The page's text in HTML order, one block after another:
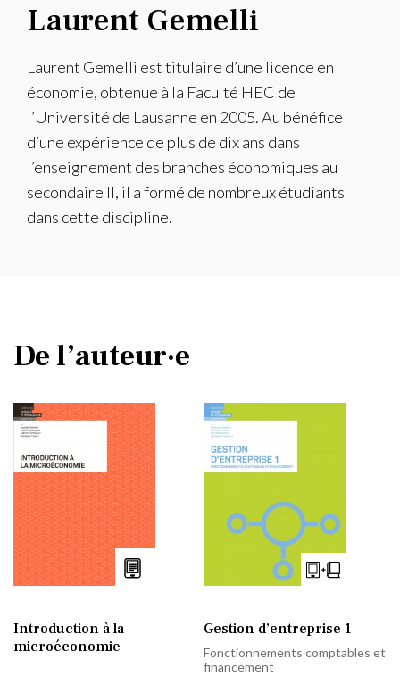
Laurent Gemelli
Laurent Gemelli est titulaire d’une licence en
économie, obtenue à la Faculté HEC de
l’Université de Lausanne en 2005. Au bénéfice
d’une expérience de plus de dix ans dans
l’enseignement des branches économiques au
secondaire II, il a formé de nombreux étudiants
dans cette discipline.
De l’auteur·e
Introduction à la
microéconomie
Gestion d’entreprise 1
Fonctionnements comptables et
financement